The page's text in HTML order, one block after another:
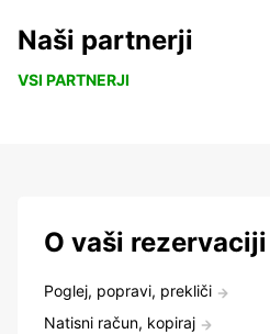
Naši partnerji
VSI PARTNERJI
O vaši rezervaciji
Poglej, popravi, prekliči
Natisni račun, kopiraj